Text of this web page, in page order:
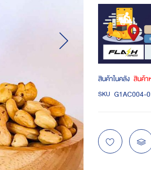
สินค้าในคลัง สินค้า
SKU G1AC004-